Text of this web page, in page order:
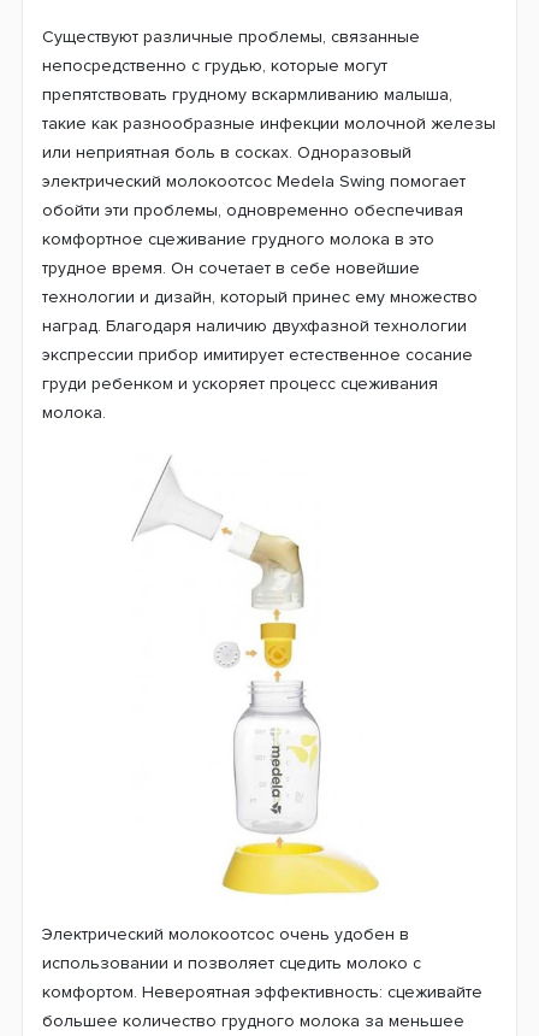
Существуют различные проблемы, связанные
непосредственно с грудью, которые могут
препятствовать грудному вскармливанию малыша,
такие как разнообразные инфекции молочной железы
или неприятная боль в сосках. Одноразовый
электрический молокоотсос Medela Swing помогает
обойти эти проблемы, одновременно обеспечивая
комфортное сцеживание грудного молока в это
трудное время. Он сочетает в себе новейшие
технологии и дизайн, который принес ему множество
наград. Благодаря наличию двухфазной технологии
экспрессии прибор имитирует естественное сосание
груди ребенком и ускоряет процесс сцеживания
молока.
Электрический молокоотсос очень удобен в
использовании и позволяет сцедить молоко с
комфортом. Невероятная эффективность: сцеживайте
большее количество грудного молока за меньшее